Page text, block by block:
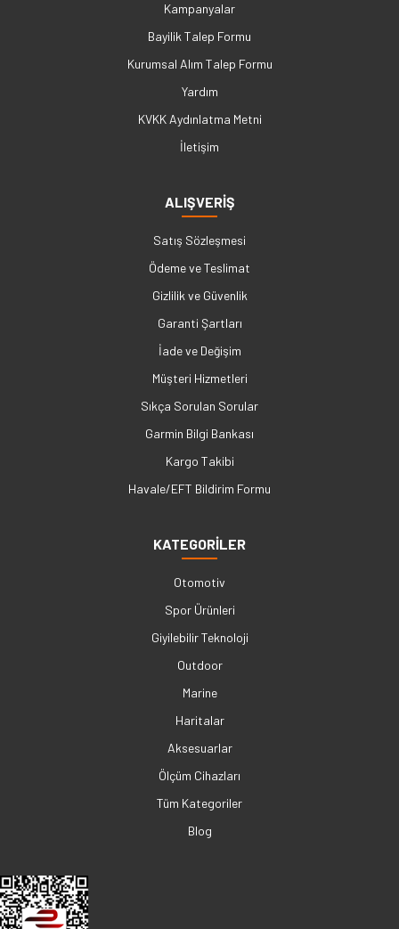
Kampanyalar
Bayilik Talep Formu
Kurumsal Alım Talep Formu
Yardım
KVKK Aydınlatma Metni
İletişim
ALIŞVERİŞ
Satış Sözleşmesi
Ödeme ve Teslimat
Gizlilik ve Güvenlik
Garanti Şartları
İade ve Değişim
Müşteri Hizmetleri
Sıkça Sorulan Sorular
Garmin Bilgi Bankası
Kargo Takibi
Havale/EFT Bildirim Formu
KATEGORİLER
Otomotiv
Spor Ürünleri
Giyilebilir Teknoloji
Outdoor
Marine
Haritalar
Aksesuarlar
Ölçüm Cihazları
Tüm Kategoriler
Blog